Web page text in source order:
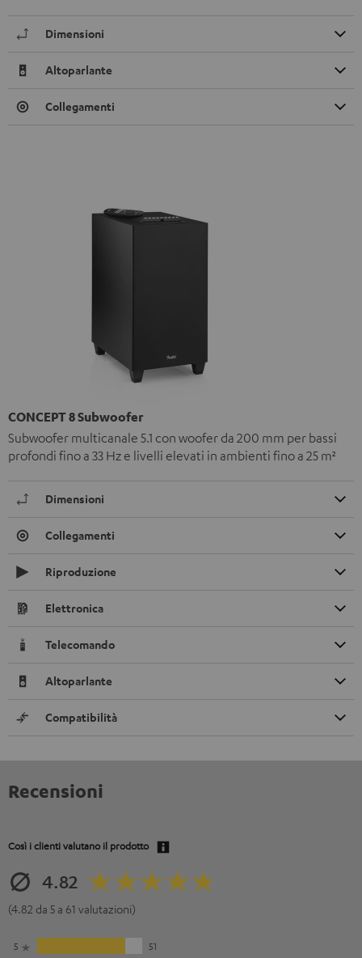
Dimensioni
Altoparlante
Collegamenti
CONCEPT 8 Subwoofer
Subwoofer multicanale 5.1 con woofer da 200 mm per bassi
profondi fino a 33 Hz e livelli elevati in ambienti fino a 25 m²
Dimensioni
Collegamenti
Riproduzione
Elettronica
Telecomando
Altoparlante
Compatibilità
Recensioni
Così i clienti valutano il prodotto
4.82
(4.82 da 5 a 61 valutazioni)
5 51